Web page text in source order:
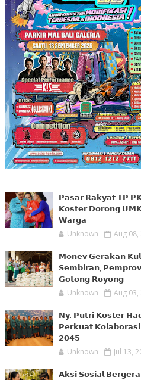
𝗣𝗮𝘀𝗮𝗿 𝗥𝗮𝗸𝘆𝗮𝘁 𝗧𝗣
𝗞𝗼𝘀𝘁𝗲𝗿 𝗗𝗼𝗿𝗼𝗻𝗴
𝗪𝗮𝗿𝗴𝗮
Unknown Aug 08,
𝗠𝗼𝗻𝗲𝘃 𝗚𝗲𝗿𝗮𝗸𝗮𝗻
𝗦𝗲𝗺𝗯𝗶𝗿𝗮𝗻,
𝗚𝗼𝘁𝗼𝗻𝗴 𝗥𝗼𝘆𝗼𝗻𝗴
Unknown Aug 03,
𝗡𝘆. 𝗣𝘂𝘁𝗿𝗶 𝗞𝗼𝘀𝘁𝗲𝗿
𝗣𝗲𝗿𝗸𝘂𝗮𝘁
𝟮𝟬𝟰𝟱
Unknown Jul 13,
𝗔𝗸𝘀𝗶 𝗦𝗼𝘀𝗶𝗮𝗹